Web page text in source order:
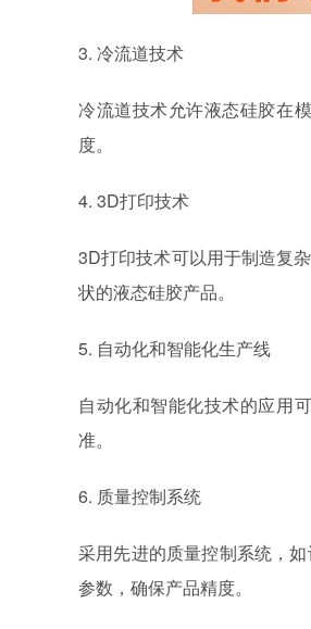
3. 冷流道技术
冷流道技术允许液态硅胶在
度。
4. 3D打印技术
3D打印技术可以用于制造复
状的液态硅胶产品。
5. 自动化和智能化生产线
自动化和智能化技术的应用
准。
6. 质量控制系统
采用先进的质量控制系统，
参数，确保产品精度。